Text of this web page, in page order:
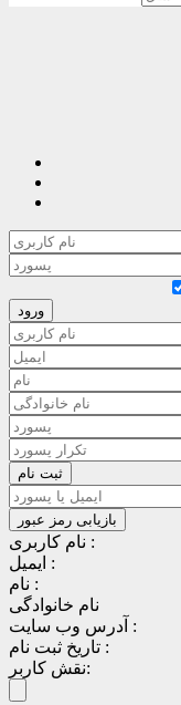
نام کاربری :
ایمیل :
نام :
نام خانوادگی
آدرس وب سایت :
تاریخ ثبت نام :
نقش کاربر: